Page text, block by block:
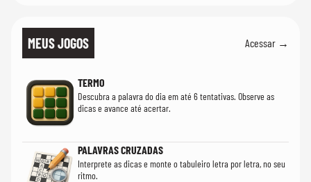
MEUS JOGOS Acessar →
TERMO
Descubra a palavra do dia em até 6 tentativas. Observe as
dicas e avance até acertar.
PALAVRAS CRUZADAS
Interprete as dicas e monte o tabuleiro letra por letra, no seu
ritmo.